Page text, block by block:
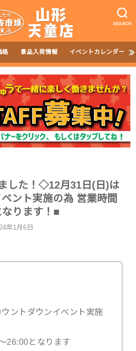
SEARCH
格 景品入荷情報 イベントカレンダー
した！◇12月31日(日)は
ント実施の為 営業時間
ります！■
年1月6日
ントダウンイベント実施
26:00となります